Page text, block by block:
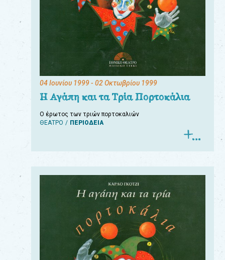
04 Ιουνίου 1999- 02 Οκτωβρίου 1999
Η Αγάπη και τα Τρία Πορτοκάλια
Ο έρωτος των τριών πορτοκαλιών
ΘΕΑΤΡΟ
ΠΕΡΙΟΔΕΙΑ